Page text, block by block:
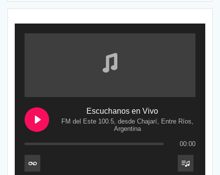
Escuchanos en Vivo
FM del Este 100.5, desde Chajarí, Entre Ríos,
Argentina
00:00